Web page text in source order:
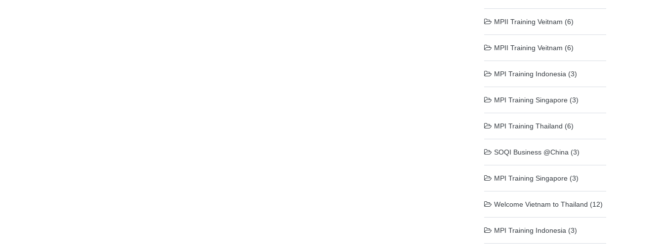
MPII Training Veitnam (6)
MPII Training Veitnam (6)
MPI Training Indonesia (3)
MPI Training Singapore (3)
MPI Training Thailand (6)
SOQI Business @China (3)
MPI Training Singapore (3)
Welcome Vietnam to Thailand (12)
MPI Training Indonesia (3)